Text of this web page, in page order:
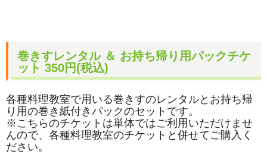
巻きすレンタル ＆ お持ち帰り用パックチケ
ット 350円(税込)
各種料理教室で用いる巻きすのレンタルとお持ち帰
り用の巻き紙付きパックのセットです。
※こちらのチケットは単体ではご利用いただけませ
んので、各種料理教室のチケットと併せてご購入く
ださい。